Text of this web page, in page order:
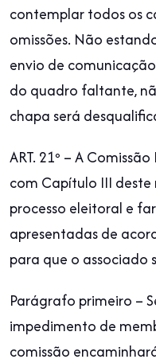
contemplar todos os
omissões. Não
envio de
do quadro faltante,
chapa será
ART. 21º – A
com Capítulo III
processo eleitoral e
apresentadas de
para que o associado
Parágrafo primeiro –
impedimento de
comissão